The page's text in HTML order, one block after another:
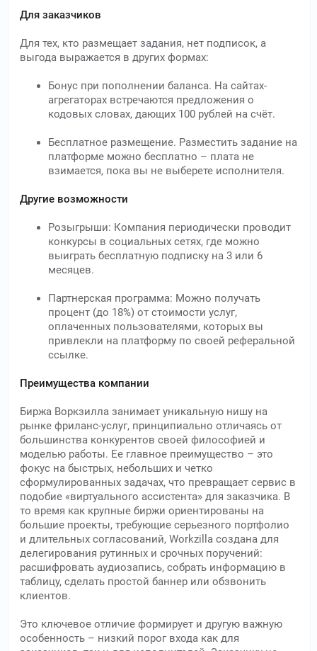
Для заказчиков
Для тех, кто размещает задания, нет подписок, а
выгода выражается в других формах:
Бонус при пополнении баланса. На сайтах-
агрегаторах встречаются предложения о
кодовых словах, дающих 100 рублей на счёт.
Бесплатное размещение. Разместить задание на
платформе можно бесплатно – плата не
взимается, пока вы не выберете исполнителя.
Другие возможности
Розыгрыши: Компания периодически проводит
конкурсы в социальных сетях, где можно
выиграть бесплатную подписку на 3 или 6
месяцев.
Партнерская программа: Можно получать
процент (до 18%) от стоимости услуг,
оплаченных пользователями, которых вы
привлекли на платформу по своей реферальной
ссылке.
Преимущества компании
Биржа Воркзилла занимает уникальную нишу на
рынке фриланс-услуг, принципиально отличаясь от
большинства конкурентов своей философией и
моделью работы. Ее главное преимущество – это
фокус на быстрых, небольших и четко
сформулированных задачах, что превращает сервис в
подобие «виртуального ассистента» для заказчика. В
то время как крупные биржи ориентированы на
большие проекты, требующие серьезного портфолио
и длительных согласований, Workzilla создана для
делегирования рутинных и срочных поручений:
расшифровать аудиозапись, собрать информацию в
таблицу, сделать простой баннер или обзвонить
клиентов.
Это ключевое отличие формирует и другую важную
особенность – низкий порог входа как для